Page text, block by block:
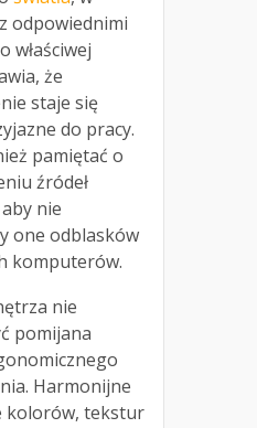
odpowiednimi
właściwej
że
staje się
do pracy.
pamiętać o
źródeł
nie
one odblasków
komputerów.
nie
pomijana
Harmonijne
kolorów, tekstur